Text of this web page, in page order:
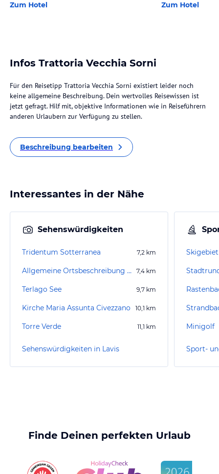
Zum Hotel Zum Hotel
Infos Trattoria Vecchia Sorni
Für den Reisetipp Trattoria Vecchia Sorni existiert leider noch
keine allgemeine Beschreibung. Dein wertvolles Reisewissen ist
jetzt gefragt. Hilf mit, objektive Informationen wie in Reiseführern
anderen Urlaubern zur Verfügung zu stellen.
Beschreibung bearbeiten
Interessantes in der Nähe
Sehenswürdigkeiten
Tridentum Sotterranea 7,2 km
Allgemeine Ortsbeschreibung Cembra 7,4 km
Terlago See 9,7 km
Kirche Maria Assunta Civezzano 10,1 km
Torre Verde 11,1 km
Sehenswürdigkeiten in Lavis
Minigolf
Sport-
Finde Deinen perfekten Urlaub